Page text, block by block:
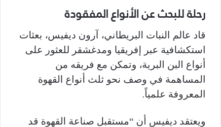
رحلة للبحث عن الأنواع المفقودة
قاد عالم النبات البريطاني، آرون ديفيس، بعثات
استكشافية عبر إفريقيا ومدغشقر للعثور على
أنواع البن البرية، وتمكن مع فريقه من
المساهمة في وصف نحو ثلث أنواع القهوة
المعروفة علمياً.
ويعتقد ديفيس أن “مستقبل صناعة القهوة قد